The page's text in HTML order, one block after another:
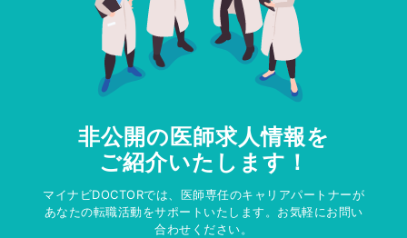
非公開の医師求人情報を
ご紹介いたします！
マイナビDOCTORでは、医師専任のキャリアパートナーが
あなたの転職活動をサポートいたします。お気軽にお問い
合わせください。